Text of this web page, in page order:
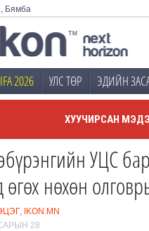
Бямба
2026 УЛС ТӨР ЭДИЙН
ХУУЧИРСАН
УЦС
өгөх нөхөн
IKON.MN
28